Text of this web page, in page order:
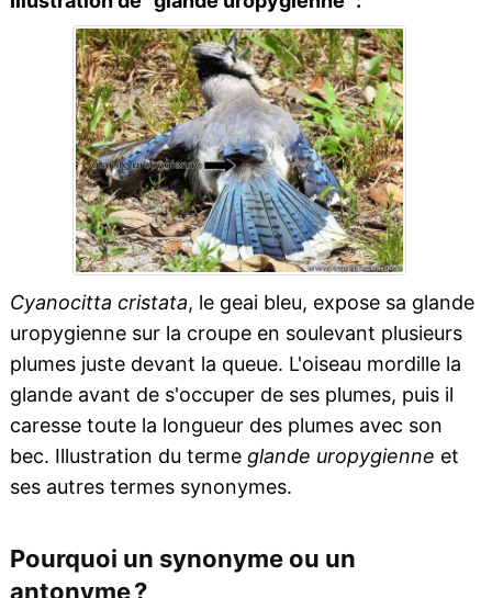
Cyanocitta cristata, le geai bleu, expose sa glande
uropygienne sur la croupe en soulevant plusieurs
plumes juste devant la queue. L'oiseau mordille la
glande avant de s'occuper de ses plumes, puis il
caresse toute la longueur des plumes avec son
bec. Illustration du terme glande uropygienne et
ses autres termes synonymes.
Pourquoi un synonyme ou un
antonyme ?